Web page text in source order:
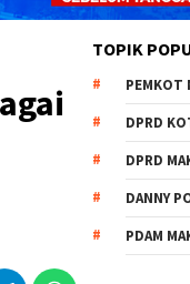
TOPIK
PEMKOT
DPRD
DPRD
DANNY
PDAM